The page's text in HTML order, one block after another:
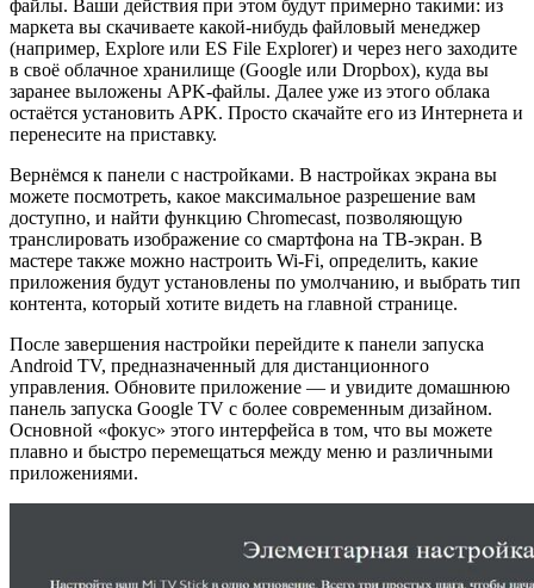
файлы. Ваши действия при этом будут примерно такими: из
маркета вы скачиваете какой-нибудь файловый менеджер
(например, Explore или ES File Explorer) и через него заходите
в своё облачное хранилище (Google или Dropbox), куда вы
заранее выложены APK-файлы. Далее уже из этого облака
остаётся установить APK. Просто скачайте его из Интернета и
перенесите на приставку.
Вернёмся к панели с настройками. В настройках экрана вы
можете посмотреть, какое максимальное разрешение вам
доступно, и найти функцию Chromecast, позволяющую
транслировать изображение со смартфона на ТВ-экран. В
мастере также можно настроить Wi-Fi, определить, какие
приложения будут установлены по умолчанию, и выбрать тип
контента, который хотите видеть на главной странице.
После завершения настройки перейдите к панели запуска
Android TV, предназначенный для дистанционного
управления. Обновите приложение — и увидите домашнюю
панель запуска Google TV с более современным дизайном.
Основной «фокус» этого интерфейса в том, что вы можете
плавно и быстро перемещаться между меню и различными
приложениями.